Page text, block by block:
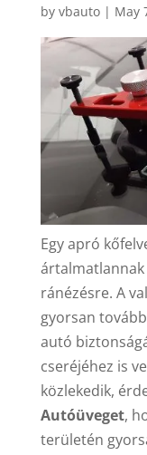
by vbauto| May
Egy apró
ártalmatlannak
ránézésre. A
gyorsan
autó
cseréjéhez is
közlekedik,
Autóüveget,
területén